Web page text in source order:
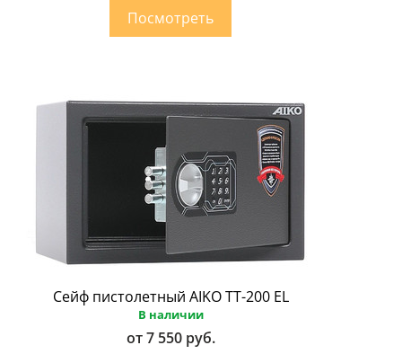
Сейф пистолетный AIKO ТТ-200 EL
В наличии
от 7 550 руб.